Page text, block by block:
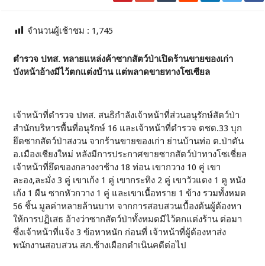
จำนวนผู้เช้าชม : 1,745
ตำรวจ ปทส. ทลายแหล่งค้าซากสัตว์ป่าเปิดร้านขายของเก่า
บังหน้าอ้างมีไว้ตกแต่งบ้าน แต่พลาดขายทางโซเซียล
เจ้าหน้าที่ตำรวจ ปทส. สนธิกำลังเจ้าหน้าที่ส่วนอนุรักษ์สัตว์ป่า
สำนักบริหารพื้นที่อนุรักษ์ 16 และเจ้าหน้าที่ตำรวจ ตชด.33 บุก
ยึดซากสัตว์ป่าสงวน จากร้านขายของเก่า ย่านบ้านท่อ ต.ป่าตัน
อ.เมืองเชียงใหม่ หลังมีการประกาศขายซากสัตว์ป่าทางโซเชี่ยล
เจ้าหน้าที่ยึดของกลางงาช้าง 18 ท่อน เขากวาง 10 คู่ เขา
ละอง,ละมั่ง 3 คู่ เขาเก้ง 1 คู่ เขากระทิง 2 คู่ เขาวัวแดง 1 คู หนัง
เก้ง 1 ผืน ซากหัวกวาง 1 คู่ และเขาเนื้อทราย 1 ข้าง รวมทั้งหมด
56 ชิ้น มูลค่าหลายล้านบาท จากการสอบสวนเบื้องต้นผู้ต้องหา
ให้การปฏิเสธ อ้างว่าซากสัตว์ป่าทั้งหมดมีไว้ตกแต่งร้าน ต่อมา
ซึ่งเจ้าหน้าที่แจ้ง 3 ข้อหาหนัก ก่อนที่ เจ้าหน้าที่ผู้ต้องหาส่ง
พนักงานสอบสวน สภ.ช้างเผือกดำเนินคดีต่อไป